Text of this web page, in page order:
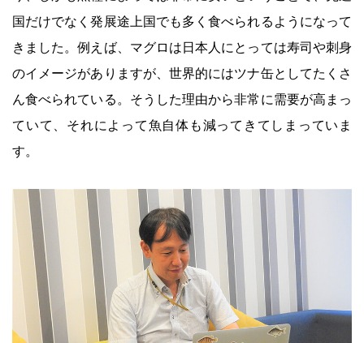
国だけでなく発展途上国でも多く食べられるようになって
きました。例えば、マグロは日本人にとっては寿司や刺身
のイメージがありますが、世界的にはツナ缶としてたくさ
ん食べられている。そうした理由から非常に需要が高まっ
ていて、それによって魚自体も減ってきてしまっていま
す。